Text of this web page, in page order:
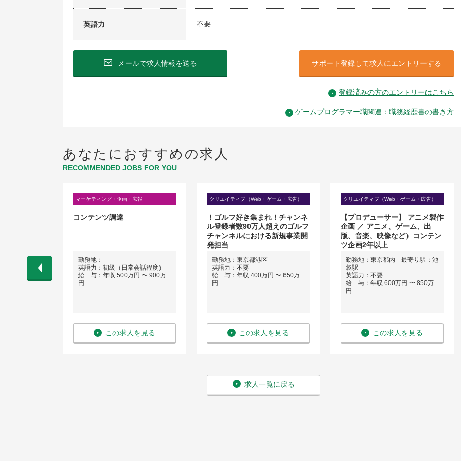
英語力 不要
メールで求人情報を送る サポート登録して求人にエントリーする
登録済みの方のエントリーはこちら
ゲームプログラマー職関連：職務経歴書の書き方
あなたにおすすめの求人
RECOMMENDED JOBS FOR YOU
マーケティング・企画・広報
コンテンツ調達
勤務地：
英語力：初級（日常会話程度）
給 与：年収 500万円 〜 900万
円
この求人を見る
クリエイティブ（Web・ゲーム・広告）
！ゴルフ好き集まれ！チャンネ
ル登録者数90万人超えのゴルフ
チャンネルにおける新規事業開
発担当
勤務地：東京都港区
英語力：不要
給 与：年収 400万円 〜 650万
円
この求人を見る
クリエイティブ（Web・ゲーム・広告）
【プロデューサー】 アニメ製作
企画 ／ アニメ、ゲーム、出
版、音楽、映像など）コンテン
ツ企画2年以上
勤務地：東京都内 最寄り駅：池
袋駅
英語力：不要
給 与：年収 600万円 〜 850万
円
この求人を見る
求人一覧に戻る